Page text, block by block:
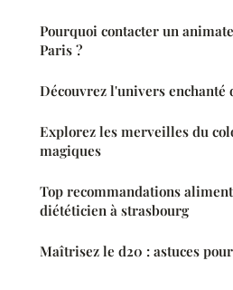
Pourquoi contacter un
Paris ?
Découvrez l'univers enchanté
Explorez les merveilles du
magiques
Top recommandations
diététicien à strasbourg
Maîtrisez le d20 : astuces